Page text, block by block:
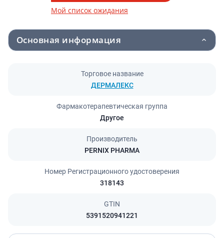
Мой список ожидания
Основная информация
Торговое название
ДЕРМАЛЕКС
Фармакотерапевтическая группа
Другое
Производитель
PERNIX PHARMA
Номер Регистрационного удостоверения
318143
GTIN
5391520941221